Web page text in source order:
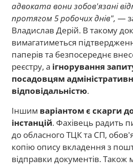
адвоката вони зобов'язані
протягом 5 робочих днів", —
Владислав Дерій. В такому
вимагатиметься
паперів та безпосереднє
реєстру, а ігнорування
посадовцям
відповідальністю.
Іншим варіантом є скарги
інстанцій. Фахівець радить
до обласного ТЦК та СП,
копію опису вкладення з
відправки документів.